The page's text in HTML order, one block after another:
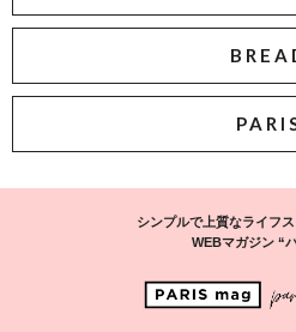
シンプルで上質なライフ
WEBマガジン “